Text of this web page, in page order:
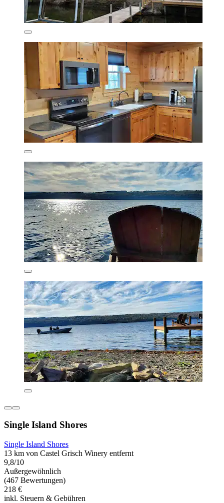
Single Island Shores
Single Island Shores
13 km von Castel Grisch Winery entfernt
9,8/10
Außergewöhnlich
(467 Bewertungen)
218 €
inkl. Steuern & Gebühren